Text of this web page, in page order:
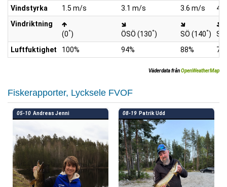
Vindstyrka
1.5 m/s 3.1 m/s 3.6 m/s
Vindriktning
(0°) ÖSÖ (130°) SÖ (140°)
Luftfuktighet
100% 94% 88%
Väderdata frånOpenWeatherMap
Fiskerapporter, Lycksele FVOF
05-10 Andreas Jenni 08-19 Patrik Udd